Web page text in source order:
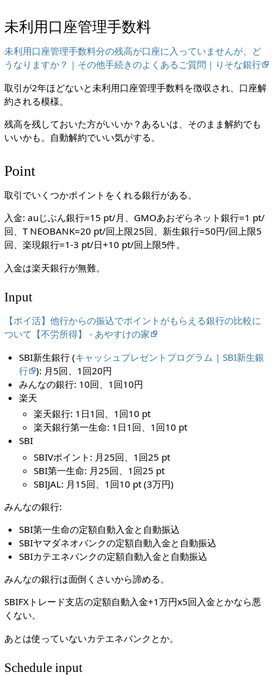
未利用口座管理手数料
未利用口座管理手数料分の残高が口座に入っていませんが、ど
うなりますか？｜その他手続きのよくあるご質問｜りそな銀行
取引が2年ほどないと未利用口座管理手数料を徴収され、口座解
約される模様。
残高を残しておいた方がいいか？あるいは、そのまま解約でも
いいかも。自動解約でいい気がする。
Point
取引でいくつかポイントをくれる銀行がある。
入金: auじぶん銀行=15 pt/月、GMOあおぞらネット銀行=1 pt/
回、T NEOBANK=20 pt/回上限25回、新生銀行=50円/回上限5
回、楽現銀行=1-3 pt/日+10 pt/回上限5件。
入金は楽天銀行が無難。
Input
【ポイ活】他行からの振込でポイントがもらえる銀行の比較に
ついて【不労所得】 - あやすけの家
SBI新生銀行 (キャッシュプレゼントプログラム | SBI新生銀
行
): 月5回、1回20円
みんなの銀行: 10回、1回10円
楽天
楽天銀行: 1日1回、1回10 pt
楽天銀行第一生命: 1日1回、1回10 pt
SBI
SBIVポイント: 月25回、1回25 pt
SBI第一生命: 月25回、1回25 pt
SBIJAL: 月15回、1回10 pt (3万円)
みんなの銀行:
SBI第一生命の定額自動入金と自動振込
SBIヤマダネオバンクの定額自動入金と自動振込
SBIカテエネバンクの定額自動入金と自動振込
みんなの銀行は面倒くさいから諦める。
SBIFXトレード支店の定額自動入金+1万円x5回入金とかなら悪
くない。
あとは使っていないカテエネバンクとか。
Schedule input